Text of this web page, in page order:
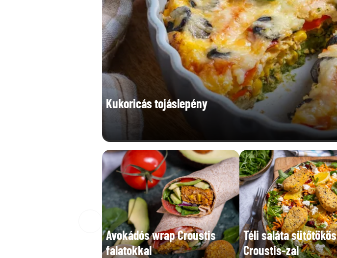
Kukoricás tojáslepény
Avokádós wrap Croustis
falatokkal
Téli saláta sütőtökös
Croustis-zal